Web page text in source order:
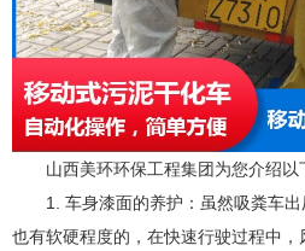
山西美环环保工程集团为您介绍以
1. 车身漆面的养护：虽然吸粪车
也有软硬程度的，在快速行驶过程中